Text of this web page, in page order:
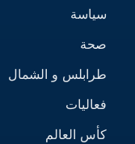
سياسة
صحة
طرابلس و الشمال
فعاليات
كأس العالم